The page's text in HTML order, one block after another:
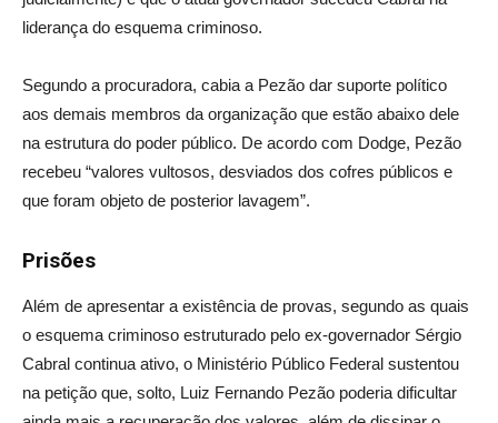
liderança do esquema criminoso.
Segundo a procuradora, cabia a Pezão dar suporte político
aos demais membros da organização que estão abaixo dele
na estrutura do poder público. De acordo com Dodge, Pezão
recebeu “valores vultosos, desviados dos cofres públicos e
que foram objeto de posterior lavagem”.
Prisões
Além de apresentar a existência de provas, segundo as quais
o esquema criminoso estruturado pelo ex-governador Sérgio
Cabral continua ativo, o Ministério Público Federal sustentou
na petição que, solto, Luiz Fernando Pezão poderia dificultar